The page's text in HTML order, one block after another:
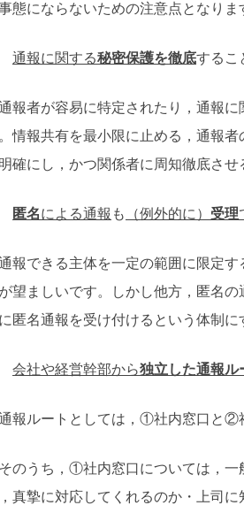
態にならないための注意点となりま
通報に関する秘密保護を徹底するこ
報者が容易に特定されたり，通報に
情報共有を最小限に止める，通報
確にし，かつ関係者に周知徹底させ
匿名による通報 も （例外的に） 受理
報できる主体を一定の範囲に限定す
望ましいです。しかし他方，匿名
匿名通報を受け付けるという体制に
会社や経営幹部から独立した通報ル
報ルートとしては，①社内窓口と②
のうち，①社内窓口については，一
真摯に対応してくれるのか・上司